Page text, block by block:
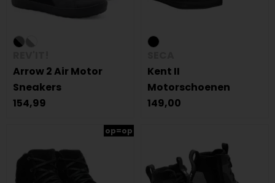
Arrow 2 Air Motor
Sneakers
154,99
Kent II
Motorschoenen
149,00
op=op